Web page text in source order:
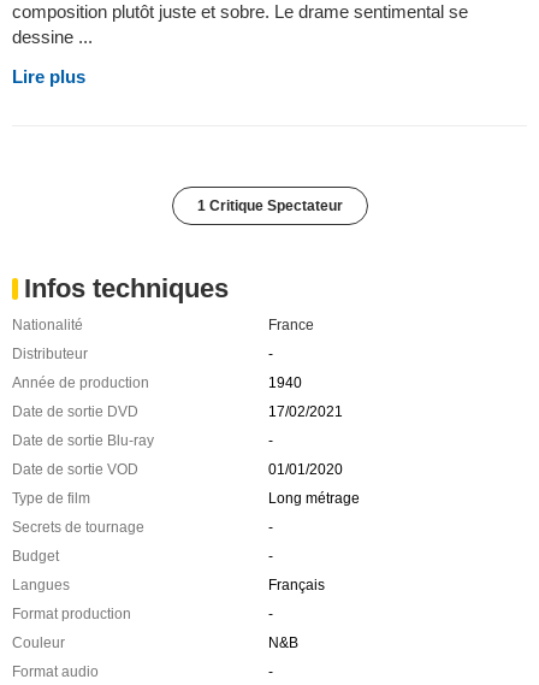
composition plutôt juste et sobre. Le drame sentimental se
dessine ...
Lire plus
1 Critique Spectateur
Infos techniques
Nationalité
France
Distributeur
-
Année de production
1940
Date de sortie DVD
17/02/2021
Date de sortie Blu-ray
-
Date de sortie VOD
01/01/2020
Type de film
Long métrage
Secrets de tournage
-
Budget
-
Langues
Français
Format production
-
Couleur
N&B
Format audio
-